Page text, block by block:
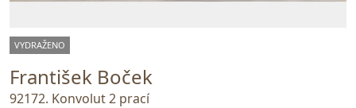
VYDRAŽENO
František Boček
92172. Konvolut 2 prací